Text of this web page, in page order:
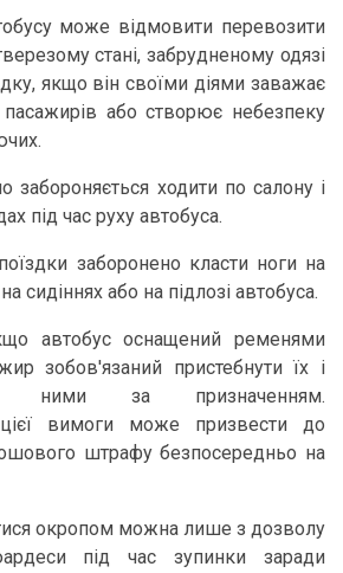
може відмовити перевозити
стані, забрудненому одязі
якщо він своїми діями заважає
або створює небезпеку
забороняється ходити по салону і
під час руху автобуса.
заборонено класти ноги на
сидіннях або на підлозі автобуса.
автобус оснащений ременями
зобов'язаний пристебнути їх і
ними за призначенням.
вимоги може призвести до
штрафу безпосередньо на
окропом можна лише з дозволу
під час зупинки заради